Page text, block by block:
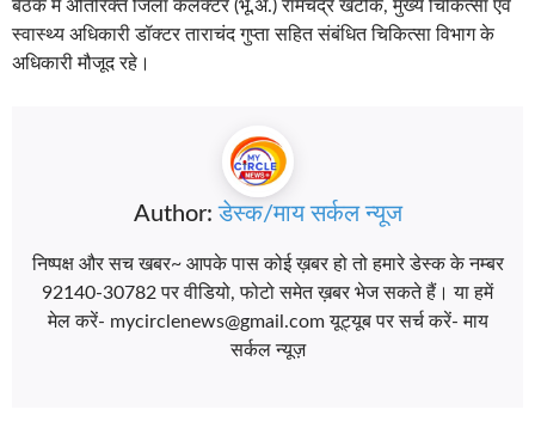
बैठक में अतिरिक्त जिला कलक्टर (भू.अ.) रामचंद्र खटीक, मुख्य चिकित्सा एवं
स्वास्थ्य अधिकारी डॉक्टर ताराचंद गुप्ता सहित संबंधित चिकित्सा विभाग के
अधिकारी मौजूद रहे।
Author:डेस्क/माय सर्कल न्यूज
निष्पक्ष और सच खबर~ आपके पास कोई ख़बर हो तो हमारे डेस्क के नम्बर
92140-30782 पर वीडियो, फोटो समेत ख़बर भेज सकते हैं। या हमें
मेल करें- mycirclenews@gmail.com यूट्यूब पर सर्च करें- माय
सर्कल न्यूज़